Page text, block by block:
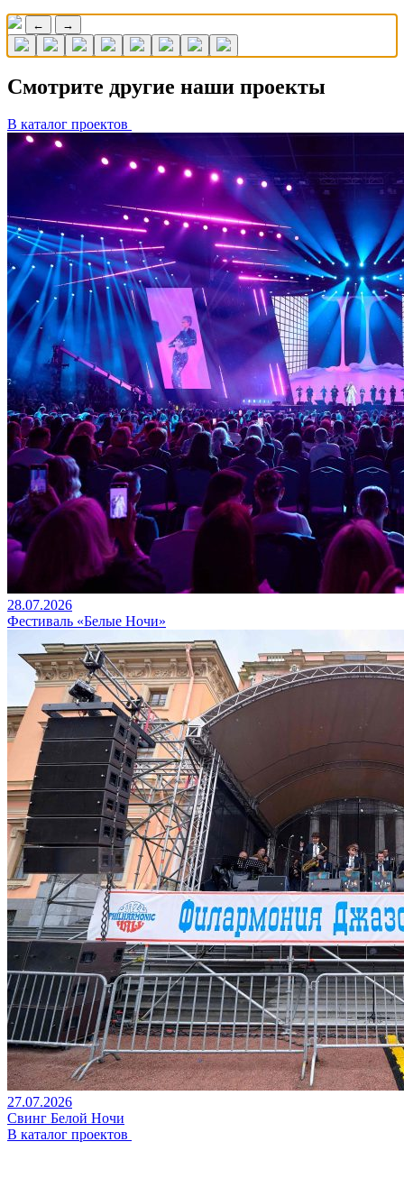
← →
Смотрите другие наши проекты
В каталог проектов
28.07.2026
Фестиваль «Белые Ночи»
27.07.2026
Свинг Белой Ночи
В каталог проектов